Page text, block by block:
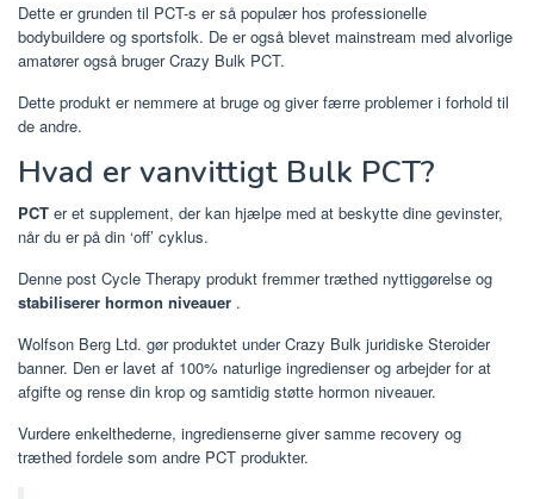
Dette er grunden til PCT-s er så populær hos professionelle
bodybuildere og sportsfolk. De er også blevet mainstream med alvorlige
amatører også bruger Crazy Bulk PCT.
Dette produkt er nemmere at bruge og giver færre problemer i forhold til
de andre.
Hvad er vanvittigt Bulk PCT?
PCT er et supplement, der kan hjælpe med at beskytte dine gevinster,
når du er på din ‘off’ cyklus.
Denne post Cycle Therapy produkt fremmer træthed nyttiggørelse og
stabiliserer hormon niveauer .
Wolfson Berg Ltd. gør produktet under Crazy Bulk juridiske Steroider
banner. Den er lavet af 100% naturlige ingredienser og arbejder for at
afgifte og rense din krop og samtidig støtte hormon niveauer.
Vurdere enkelthederne, ingredienserne giver samme recovery og
træthed fordele som andre PCT produkter.